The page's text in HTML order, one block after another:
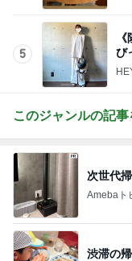
5
び
このジャンルの記
次世代
Amebaト
渋滞の